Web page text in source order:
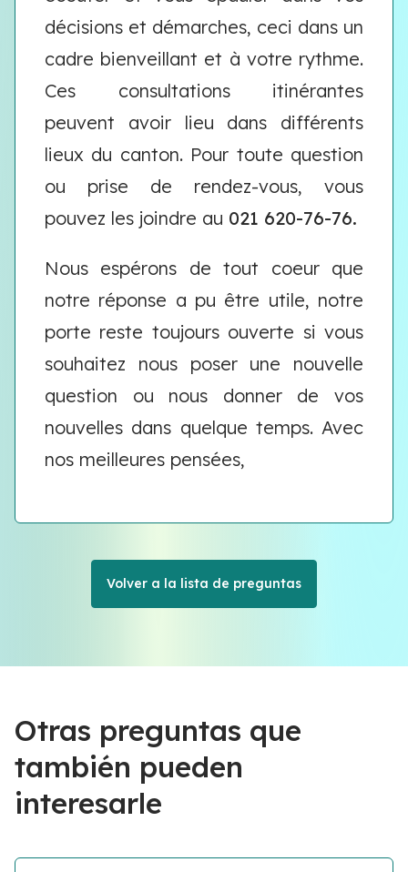
décisions et démarches, ceci dans un
cadre bienveillant et à votre rythme.
Ces consultations itinérantes
peuvent avoir lieu dans différents
lieux du canton. Pour toute question
ou prise de rendez-vous, vous
pouvez les joindre au 021 620-76-76.
Nous espérons de tout coeur que
notre réponse a pu être utile, notre
porte reste toujours ouverte si vous
souhaitez nous poser une nouvelle
question ou nous donner de vos
nouvelles dans quelque temps. Avec
nos meilleures pensées,
Volver a la lista de preguntas
Otras preguntas que
también pueden
interesarle